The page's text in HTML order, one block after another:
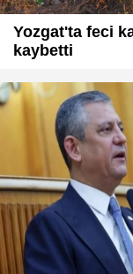
Yozgat'ta feci
kaybetti